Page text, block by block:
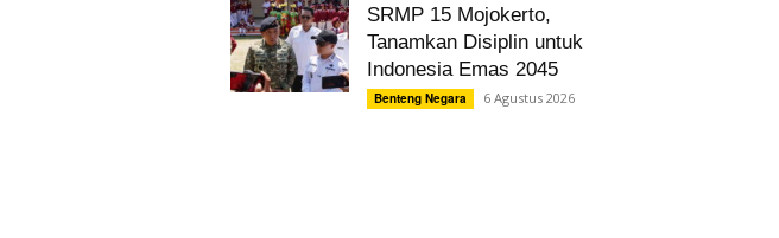
SRMP 15 Mojokerto,
Tanamkan Disiplin untuk
Indonesia Emas 2045
Benteng Negara 6 Agustus 2026